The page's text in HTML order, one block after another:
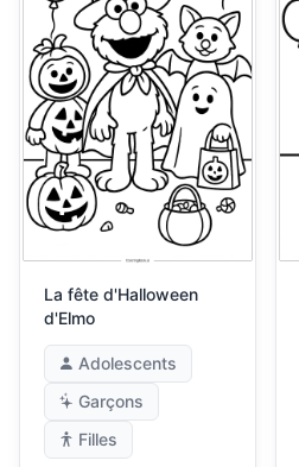
La fête d'Halloween
d'Elmo
Adolescents
Garçons
Filles